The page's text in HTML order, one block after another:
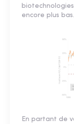
encore plus bas.
En partant de